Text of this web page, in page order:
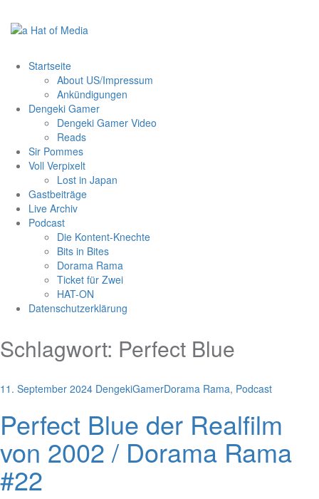
Inhalt
springen
Startseite
About US/Impressum
Ankündigungen
Dengeki Gamer
Dengeki Gamer Video
Reads
Sir Pommes
Voll Verpixelt
Lost in Japan
Gastbeiträge
Live Archiv
Podcast
Die Kontent-Knechte
Bits in Bites
Dorama Rama
Ticket für Zwei
HAT-ON
Datenschutzerklärung
Schlagwort: Perfect Blue
11. September 2024 DengekiGamerDorama Rama, Podcast
Perfect Blue der Realfilm
von 2002 / Dorama Rama
#22